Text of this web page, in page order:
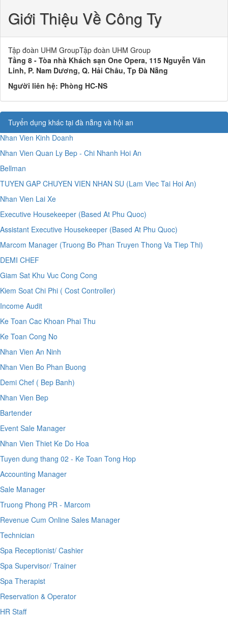
Giới Thiệu Về Công Ty
Tập đoàn UHM GroupTập đoàn UHM Group
Tầng 8 - Tòa nhà Khách sạn One Opera, 115 Nguyễn Văn
Linh, P. Nam Dương, Q. Hải Châu, Tp Đà Nẵng
Người liên hệ: Phòng HC-NS
Tuyển dụng khác tại đà nẵng và hội an
Nhan Vien Kinh Doanh
Nhan Vien Quan Ly Bep - Chi Nhanh Hoi An
Bellman
TUYEN GAP CHUYEN VIEN NHAN SU (Lam Viec Tai Hoi An)
Nhan Vien Lai Xe
Executive Housekeeper (Based At Phu Quoc)
Assistant Executive Housekeeper (Based At Phu Quoc)
Marcom Manager (Truong Bo Phan Truyen Thong Va Tiep Thi)
DEMI CHEF
Giam Sat Khu Vuc Cong Cong
Kiem Soat Chi Phi ( Cost Controller)
Income Audit
Ke Toan Cac Khoan Phai Thu
Ke Toan Cong No
Nhan Vien An Ninh
Nhan Vien Bo Phan Buong
Demi Chef ( Bep Banh)
Nhan Vien Bep
Bartender
Event Sale Manager
Nhan Vien Thiet Ke Do Hoa
Tuyen dung thang 02 - Ke Toan Tong Hop
Accounting Manager
Sale Manager
Truong Phong PR - Marcom
Revenue Cum Online Sales Manager
Technician
Spa Receptionist/ Cashier
Spa Supervisor/ Trainer
Spa Therapist
Reservation & Operator
HR Staff